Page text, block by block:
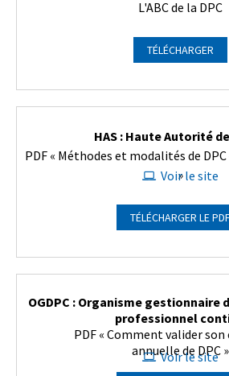
L'ABC de la DPC
TÉLÉCHARGER
HAS : Haute Autorité
PDF « Méthodes et modalités de
»
Voir le site
TÉLÉCHARGER LE
OGDPC : Organisme gestionnaire
professionnel
PDF « Comment valider
annuelle de DPC »
Voir le site